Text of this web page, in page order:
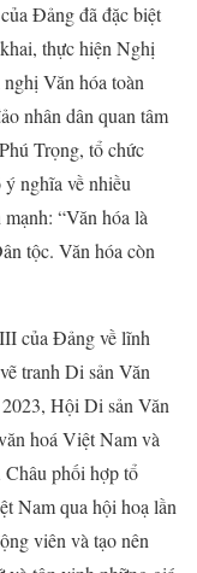
Đảng đã đặc biệt
thực hiện Nghị
Văn hóa toàn
nhân dân quan tâm
Trọng, tổ chức
nghĩa về nhiều
“Văn hóa là
tộc. Văn hóa còn
của Đảng về lĩnh
tranh Di sản Văn
Hội Di sản Văn
hoá Việt Nam và
phối hợp tổ
Nam qua hội hoạ lần
viên và tạo nên